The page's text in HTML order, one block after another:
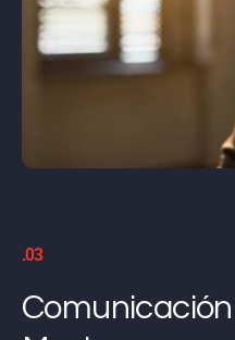
.03
Comunicación